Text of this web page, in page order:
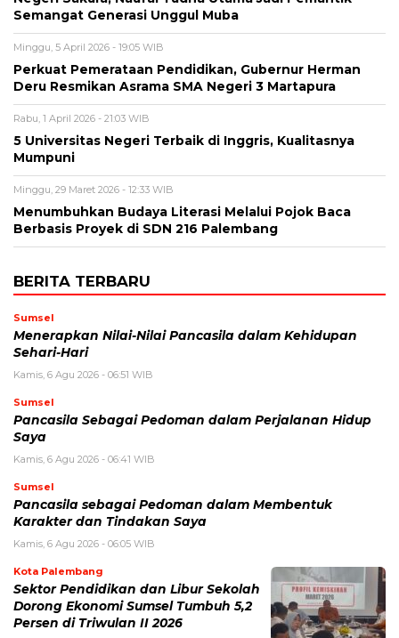
Semangat Generasi Unggul Muba
Minggu, 5 April 2026 - 19:05 WIB
Perkuat Pemerataan Pendidikan, Gubernur Herman
Deru Resmikan Asrama SMA Negeri 3 Martapura
Rabu, 1 April 2026 - 21:03 WIB
5 Universitas Negeri Terbaik di Inggris, Kualitasnya
Mumpuni
Minggu, 29 Maret 2026 - 12:33 WIB
Menumbuhkan Budaya Literasi Melalui Pojok Baca
Berbasis Proyek di SDN 216 Palembang
BERITA TERBARU
Sumsel
Menerapkan Nilai-Nilai Pancasila dalam Kehidupan
Sehari-Hari
Kamis, 6 Agu 2026 - 06:51 WIB
Sumsel
Pancasila Sebagai Pedoman dalam Perjalanan Hidup
Saya
Kamis, 6 Agu 2026 - 06:41 WIB
Sumsel
Pancasila sebagai Pedoman dalam Membentuk
Karakter dan Tindakan Saya
Kamis, 6 Agu 2026 - 06:05 WIB
Kota Palembang
Sektor Pendidikan dan Libur Sekolah
Dorong Ekonomi Sumsel Tumbuh 5,2
Persen di Triwulan II 2026